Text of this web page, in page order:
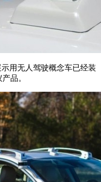
用无人驾驶概念车已经装
品。